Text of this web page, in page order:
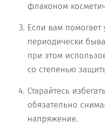
флаконом
Если вам помогает
периодически
при этом
со степенью
Старайтесь
обязательно
напряжение.